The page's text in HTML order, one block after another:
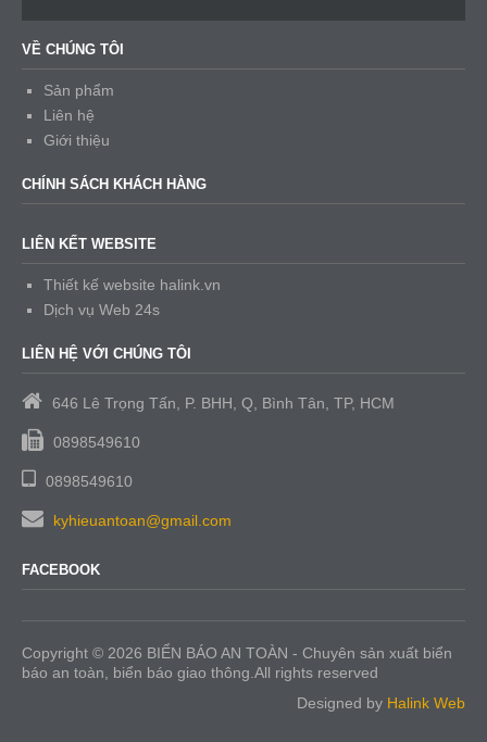
VỀ CHÚNG TÔI
Sản phẩm
Liên hệ
Giới thiệu
CHÍNH SÁCH KHÁCH HÀNG
LIÊN KẾT WEBSITE
Thiết kế website halink.vn
Dịch vụ Web 24s
LIÊN HỆ VỚI CHÚNG TÔI
646 Lê Trọng Tấn, P. BHH, Q, Bình Tân, TP, HCM
0898549610
0898549610
kyhieuantoan@gmail.com
FACEBOOK
Copyright © 2026 BIỂN BÁO AN TOÀN - Chuyên sản xuất biển
báo an toàn, biển báo giao thông.All rights reserved
Designed by Halink Web